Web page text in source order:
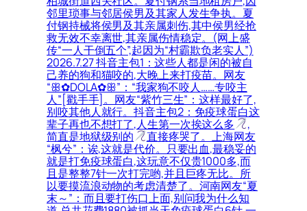
邻里琐事与邻居侯男及其家人发生争执。夏
付钢持械将侯男及其亲属刺伤,其中侯男经抢
救无效不幸离世,其亲属伤情稳定。(网上盛
传“一人干倒五个”,起因为“村霸欺负老实人”)
2026.7.27 抖音主包1：这些人都是闲的被自
己养的狗和猫咬的,大晚上来打疫苗。网友
“ꕥ✿DOLA✿ꕥ”：“我家狗不咬人……专咬主
人”[戳手手]。网友“紫竹三生”：这样最好了,
别咬其他人就行。抖音主包2：免疫球蛋白这
辈子再也不想打了,人生第一次挨这么多
,
简直是地狱级别的
直接疼哭了。上海网友
“枫兮”：诶,这就是代价。只要出血,最稳妥的
就是打免疫球蛋白,这玩意不仅贵1000多,而
且是整整7针一次打完哟,并且巨疼无比。所
以要摸流浪动物的考虑清楚了。河南网友“夏
末～”：而且要打伤口上面,别问我为什么知